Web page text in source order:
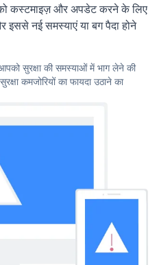
कस्टमाइज़ और अपडेट करने के लिए
नई समस्याएं या बग पैदा होने
सुरक्षा की समस्याओं में भाग लेने की
कमजोरियों का फायदा उठाने का